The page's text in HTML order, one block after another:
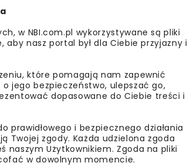
przy zadaniu związanym ze Stacją
Elbląski oraz Gmina Gronowo
odwodnieniowych, a także
Dokument przewiduje również
nieruchomości.
i techniczne. Samorządy
Powiat Elbląski zadeklarował udział
w NBI.com.pl wykorzystywane są pliki
nasz portal był dla Ciebie przyjazny i
które pomagają nam zapewnić
jego bezpieczeństwo, ulepszać go,
dopasowane do Ciebie treści i
prawidłowego i bezpiecznego działania
Twojej zgody. Każda udzielona zgoda
naszym Użytkownikiem. Zgoda na pliki
w dowolnym momencie.